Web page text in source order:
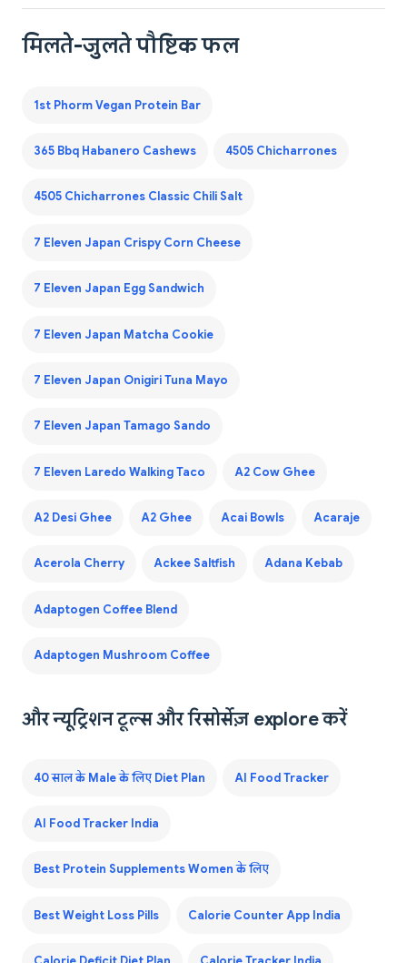
मिलते-जुलते पौष्टिक फल
1st Phorm Vegan Protein Bar
365 Bbq Habanero Cashews 4505 Chicharrones
4505 Chicharrones Classic Chili Salt
7 Eleven Japan Crispy Corn Cheese
7 Eleven Japan Egg Sandwich
7 Eleven Japan Matcha Cookie
7 Eleven Japan Onigiri Tuna Mayo
7 Eleven Japan Tamago Sando
7 Eleven Laredo Walking Taco A2 Cow Ghee
A2 Desi Ghee A2 Ghee Acai Bowls Acaraje
Acerola Cherry Ackee Saltfish Adana Kebab
Adaptogen Coffee Blend
Adaptogen Mushroom Coffee
और न्यूट्रिशन टूल्स और रिसोर्सेज़ explore करें
40 साल के Male के लिए Diet Plan AI Food Tracker
AI Food Tracker India
Best Protein Supplements Women के लिए
Best Weight Loss Pills Calorie Counter App India